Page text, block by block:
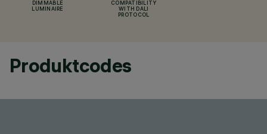
DIMMABLE
LUMINAIRE
COMPATIBILITY
WITH DALI
PROTOCOL
Produktcodes